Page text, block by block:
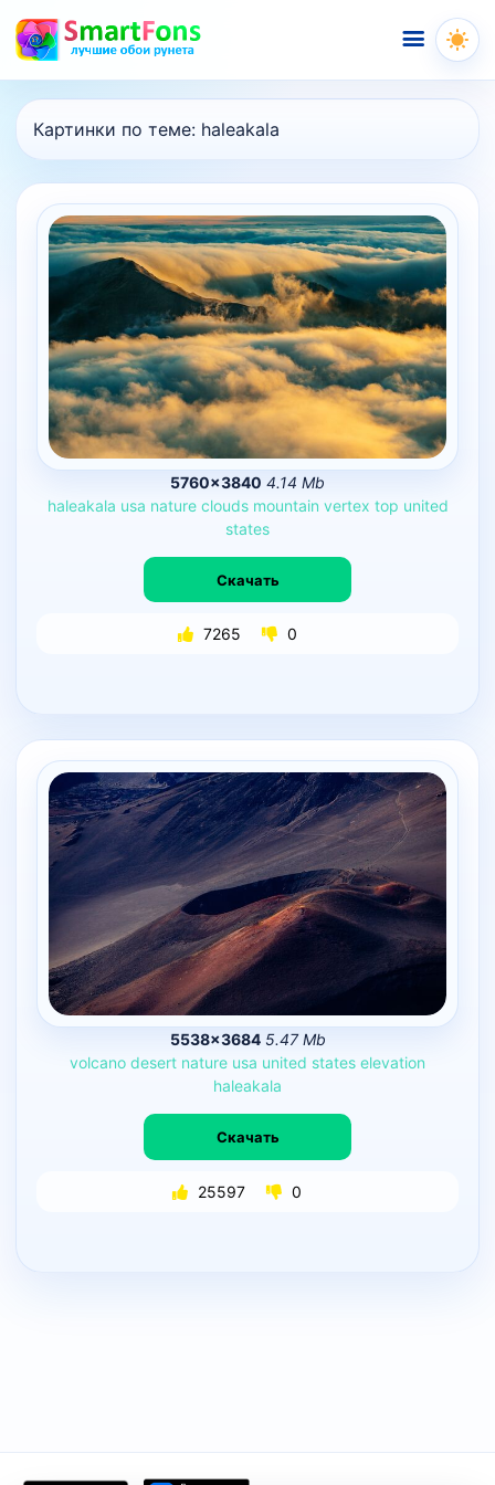
Меню
Картинки по теме: haleakala
5760×3840 4.14 Mb
haleakala usa nature clouds mountain vertex top united
states
Скачать
7265 0
5538×3684 5.47 Mb
volcano desert nature usa united states elevation
haleakala
Скачать
25597 0